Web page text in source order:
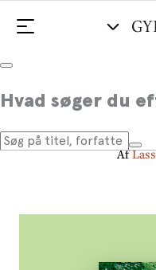
Hvad søger du
Oplev
Af